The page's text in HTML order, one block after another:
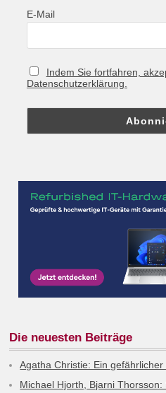
E-Mail
Indem Sie fortfahren,
Datenschutzerklärung.
Die neuesten Beiträge
Agatha Christie: Ein
Michael Hjorth, Bjarni Thorsson: